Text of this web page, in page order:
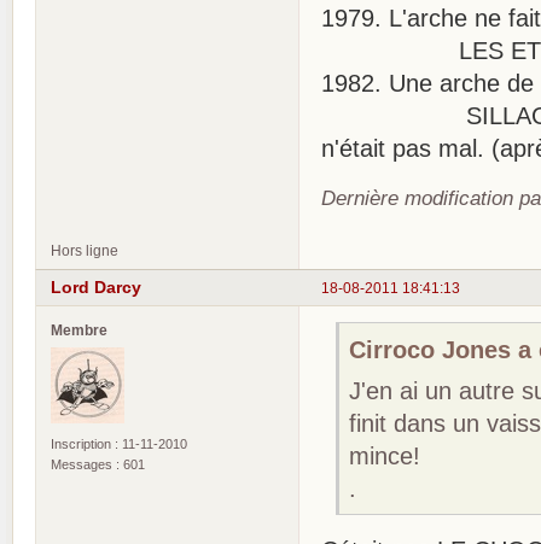
1979. L'arche ne
LES ETRES
1982. Une arche
SILLAGE de
n'était pas mal.
Dernière modification
Hors ligne
18-08-2011 18:41:13
Lord Darcy
Membre
Inscription : 11-11-2010
Messages : 601
Cirroco Jones a
J'en ai un autre
finit dans un
mince!
.